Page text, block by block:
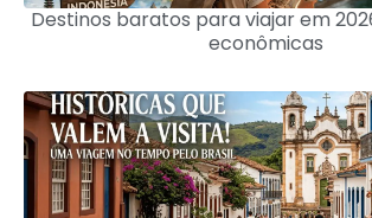
Destinos baratos para viajar em
econômicas